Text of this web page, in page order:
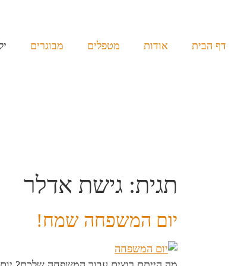
דף הבית אודות מטפלים מבוגרים
תגית: גישת אדלר
יום המשפחה שמח!